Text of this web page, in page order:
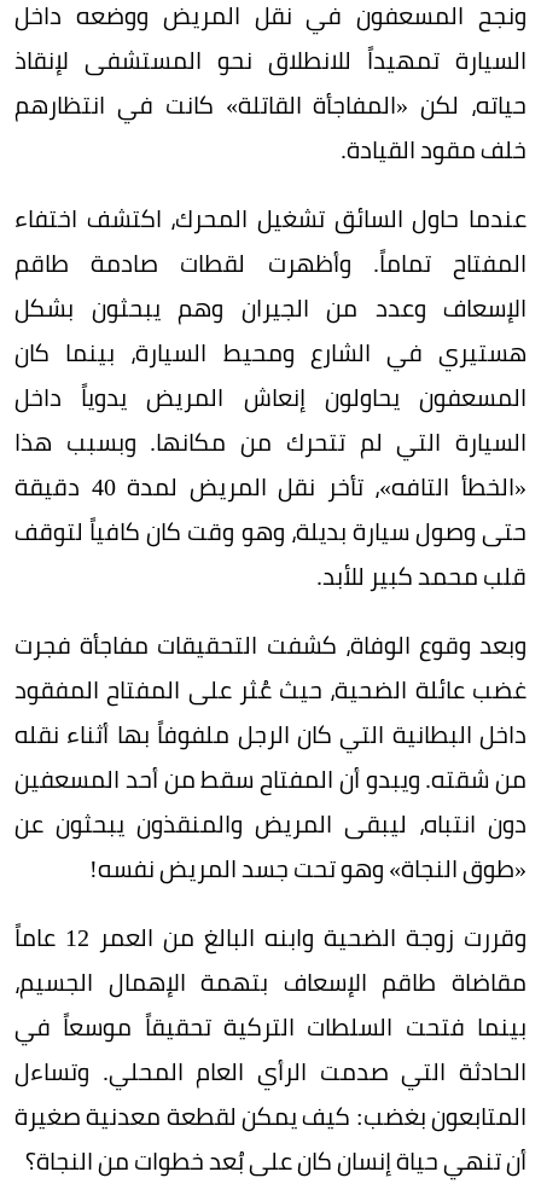
ونجح المسعفون في نقل المريض ووضعه داخل
السيارة تمهيداً للانطلاق نحو المستشفى لإنقاذ
حياته، لكن «المفاجأة القاتلة» كانت في انتظارهم
خلف مقود القيادة.
عندما حاول السائق تشغيل المحرك، اكتشف اختفاء
المفتاح تماماً. وأظهرت لقطات صادمة طاقم
الإسعاف وعدد من الجيران وهم يبحثون بشكل
هستيري في الشارع ومحيط السيارة، بينما كان
المسعفون يحاولون إنعاش المريض يدوياً داخل
السيارة التي لم تتحرك من مكانها. وبسبب هذا
«الخطأ التافه»، تأخر نقل المريض لمدة 40 دقيقة
حتى وصول سيارة بديلة، وهو وقت كان كافياً لتوقف
قلب محمد كبير للأبد.
وبعد وقوع الوفاة، كشفت التحقيقات مفاجأة فجرت
غضب عائلة الضحية، حيث عُثر على المفتاح المفقود
داخل البطانية التي كان الرجل ملفوفاً بها أثناء نقله
من شقته. ويبدو أن المفتاح سقط من أحد المسعفين
دون انتباه، ليبقى المريض والمنقذون يبحثون عن
«طوق النجاة» وهو تحت جسد المريض نفسه!
وقررت زوجة الضحية وابنه البالغ من العمر 12 عاماً
مقاضاة طاقم الإسعاف بتهمة الإهمال الجسيم،
بينما فتحت السلطات التركية تحقيقاً موسعاً في
الحادثة التي صدمت الرأي العام المحلي. وتساءل
المتابعون بغضب: كيف يمكن لقطعة معدنية صغيرة
أن تنهي حياة إنسان كان على بُعد خطوات من النجاة؟